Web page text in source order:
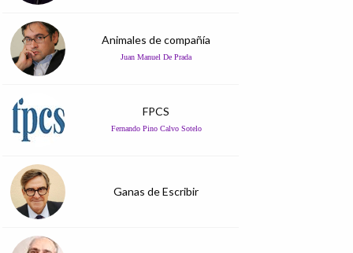
Animales de compañía
Juan Manuel De Prada
FPCS
Fernando Pino Calvo Sotelo
Ganas de Escribir